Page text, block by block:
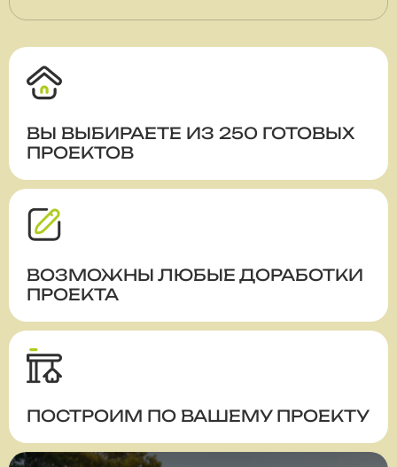
ВЫ ВЫБИРАЕТЕ ИЗ 250 ГОТОВЫХ
ПРОЕКТОВ
ВОЗМОЖНЫ ЛЮБЫЕ ДОРАБОТКИ
ПРОЕКТА
ПОСТРОИМ ПО ВАШЕМУ ПРОЕКТУ